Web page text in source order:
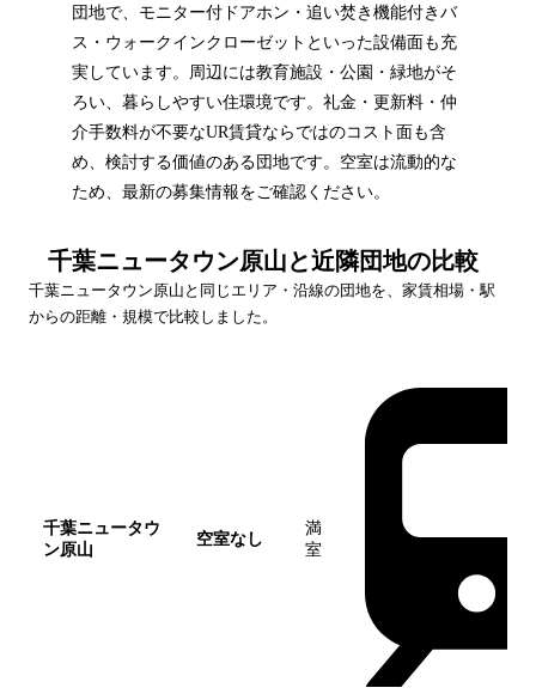
団地で、モニター付ドアホン・追い焚き機能付きバ
ス・ウォークインクローゼットといった設備面も充
実しています。周辺には教育施設・公園・緑地がそ
ろい、暮らしやすい住環境です。礼金・更新料・仲
介手数料が不要なUR賃貸ならではのコスト面も含
め、検討する価値のある団地です。空室は流動的な
ため、最新の募集情報をご確認ください。
千葉ニュータウン原山と近隣団地の比較
千葉ニュータウン原山 と同じエリア・沿線の団地を、家賃相場・駅
からの距離・規模で比較しました。
千葉ニュータウ
ン原山
空室なし
満
室